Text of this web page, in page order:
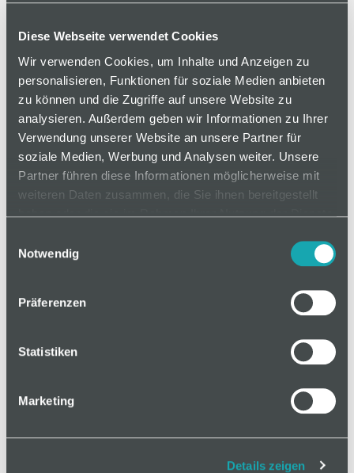
Diese Webseite verwendet Cookies
Wir verwenden Cookies, um Inhalte und Anzeigen zu
personalisieren, Funktionen für soziale Medien anbieten
zu können und die Zugriffe auf unsere Website zu
analysieren. Außerdem geben wir Informationen zu Ihrer
Verwendung unserer Website an unsere Partner für
soziale Medien, Werbung und Analysen weiter. Unsere
Partner führen diese Informationen möglicherweise mit
weiteren Daten zusammen, die Sie ihnen bereitgestellt
haben oder die sie im Rahmen Ihrer Nutzung der Dienste
Notwendig
Präferenzen
Statistiken
Marketing
Details zeigen
412515367
Die Rollen haben sehr gute Laufeigenschaften und
sind besonders für den Werkstattbereich geeignet.
auf Anfrage